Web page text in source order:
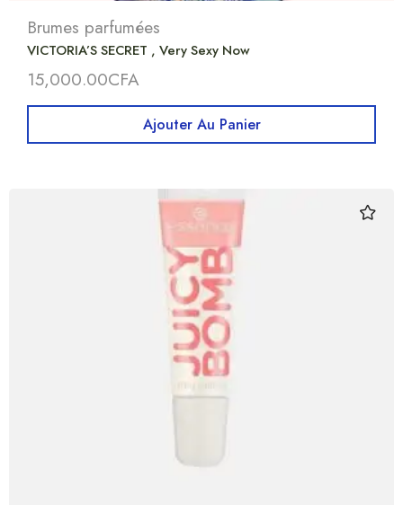
Brumes parfumées
VICTORIA’S SECRET , Very Sexy Now
15,000.00CFA
Ajouter Au Panier